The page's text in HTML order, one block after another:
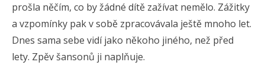
prošla něčím, co by žádné dítě zažívat nemělo. Zážitky
a vzpomínky pak v sobě zpracovávala ještě mnoho let.
Dnes sama sebe vidí jako někoho jiného, než před
lety. Zpěv šansonů ji naplňuje.